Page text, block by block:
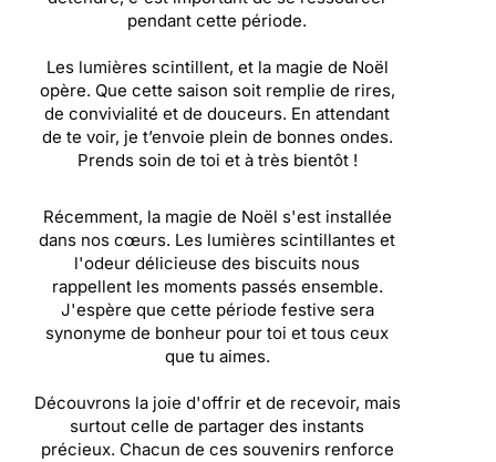
pendant cette période.
Les lumières scintillent, et la magie de Noël
opère. Que cette saison soit remplie de rires,
de convivialité et de douceurs. En attendant
de te voir, je t’envoie plein de bonnes ondes.
Prends soin de toi et à très bientôt !
Récemment, la magie de Noël s'est installée
dans nos cœurs. Les lumières scintillantes et
l'odeur délicieuse des biscuits nous
rappellent les moments passés ensemble.
J'espère que cette période festive sera
synonyme de bonheur pour toi et tous ceux
que tu aimes.
Découvrons la joie d'offrir et de recevoir, mais
surtout celle de partager des instants
précieux. Chacun de ces souvenirs renforce